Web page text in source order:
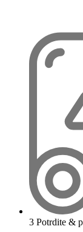
3 Potrdite &